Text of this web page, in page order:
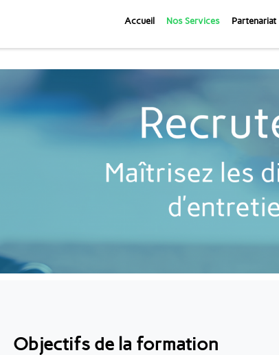
Accueil Nos Services Partenariat
Objectifs de la formation